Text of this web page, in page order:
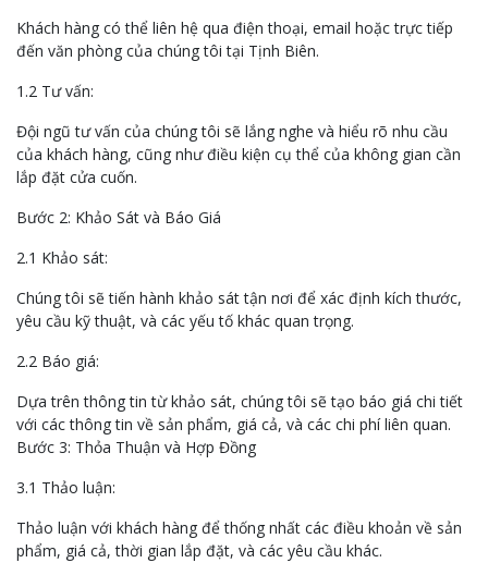
Khách hàng có thể liên hệ qua điện thoại, email hoặc trực tiếp
đến văn phòng của chúng tôi tại Tịnh Biên.
1.2 Tư vấn:
Đội ngũ tư vấn của chúng tôi sẽ lắng nghe và hiểu rõ nhu cầu
của khách hàng, cũng như điều kiện cụ thể của không gian cần
lắp đặt cửa cuốn.
Bước 2: Khảo Sát và Báo Giá
2.1 Khảo sát:
Chúng tôi sẽ tiến hành khảo sát tận nơi để xác định kích thước,
yêu cầu kỹ thuật, và các yếu tố khác quan trọng.
2.2 Báo giá:
Dựa trên thông tin từ khảo sát, chúng tôi sẽ tạo báo giá chi tiết
với các thông tin về sản phẩm, giá cả, và các chi phí liên quan.
Bước 3: Thỏa Thuận và Hợp Đồng
3.1 Thảo luận:
Thảo luận với khách hàng để thống nhất các điều khoản về sản
phẩm, giá cả, thời gian lắp đặt, và các yêu cầu khác.